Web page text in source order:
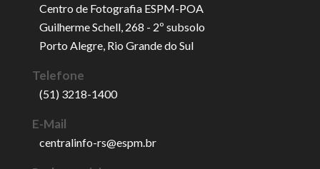
Centro de Fotografia ESPM-POA
Guilherme Schell, 268 - 2º subsolo
Porto Alegre, Rio Grande do Sul
Telefone
(51) 3218-1400
E-Mail
centralinfo-rs@espm.br